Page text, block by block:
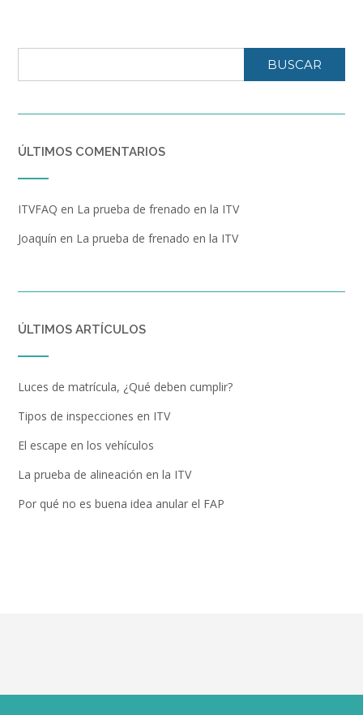
BUSCAR
ÚLTIMOS COMENTARIOS
ITVFAQ en La prueba de frenado en la ITV
Joaquín en La prueba de frenado en la ITV
ÚLTIMOS ARTÍCULOS
Luces de matrícula, ¿Qué deben cumplir?
Tipos de inspecciones en ITV
El escape en los vehículos
La prueba de alineación en la ITV
Por qué no es buena idea anular el FAP